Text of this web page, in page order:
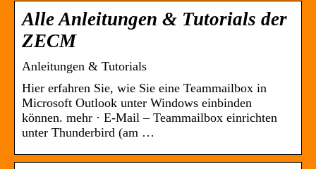
Alle Anleitungen & Tutorials der
ZECM
Anleitungen & Tutorials
Hier erfahren Sie, wie Sie eine Teammailbox in
Microsoft Outlook unter Windows einbinden
können. mehr · E-Mail – Teammailbox einrichten
unter Thunderbird (am …